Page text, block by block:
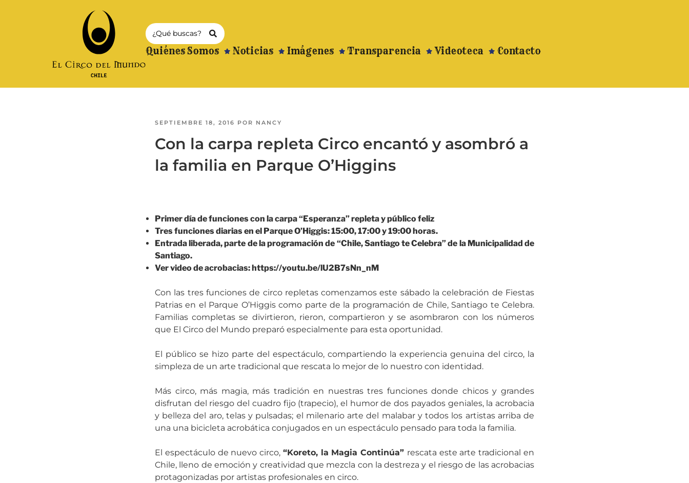
Quiénes Somos Noticias Imágenes Transparencia Videoteca Contacto
SEPTIEMBRE 18, 2016 POR NANCY
Con la carpa repleta Circo encantó y asombró a
la familia en Parque O’Higgins
Primer día de funciones con la carpa “Esperanza” repleta y público feliz
Tres funciones diarias en el Parque O’Higgis: 15:00, 17:00 y 19:00 horas.
Entrada liberada, parte de la programación de “Chile, Santiago te Celebra” de la Municipalidad de
Santiago.
Ver video de acrobacias: https://youtu.be/lU2B7sNn_nM
Con las tres funciones de circo repletas comenzamos este sábado la celebración de Fiestas
Patrias en el Parque O’Higgis como parte de la programación de Chile, Santiago te Celebra.
Familias completas se divirtieron, rieron, compartieron y se asombraron con los números
que El Circo del Mundo preparó especialmente para esta oportunidad.
El público se hizo parte del espectáculo, compartiendo la experiencia genuina del circo, la
simpleza de un arte tradicional que rescata lo mejor de lo nuestro con identidad.
Más circo, más magia, más tradición en nuestras tres funciones donde chicos y grandes
disfrutan del riesgo del cuadro fijo (trapecio), el humor de dos payados geniales, la acrobacia
y belleza del aro, telas y pulsadas; el milenario arte del malabar y todos los artistas arriba de
una una bicicleta acrobática conjugados en un espectáculo pensado para toda la familia.
El espectáculo de nuevo circo, “Koreto, la Magia Continúa” rescata este arte tradicional en
Chile, lleno de emoción y creatividad que mezcla con la destreza y el riesgo de las acrobacias
protagonizadas por artistas profesionales en circo.